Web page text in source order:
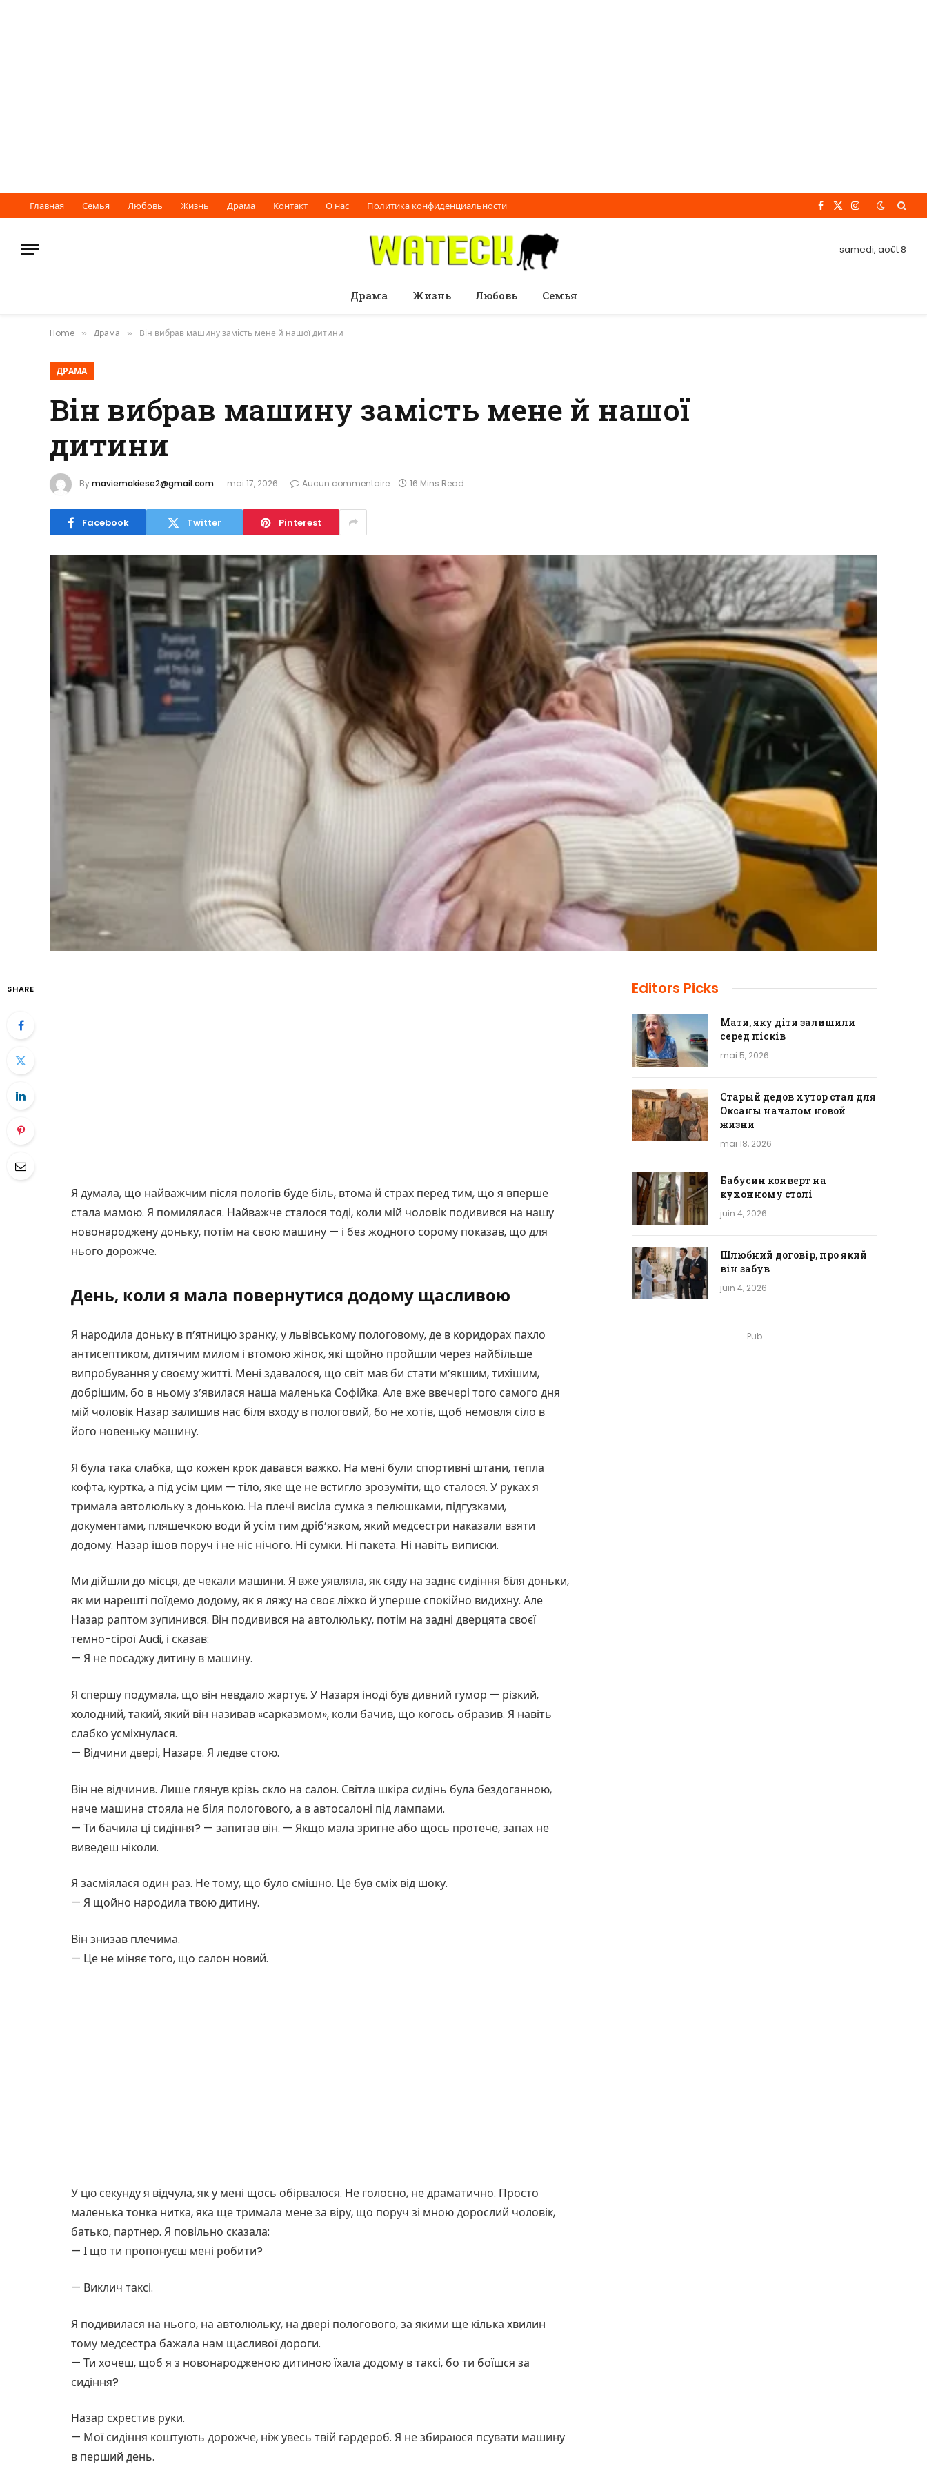
Главная Семья Любовь Жизнь Драма Контакт О нас Политика конфиденциальности Facebook
X
Instagram
samedi, août 8
Драма Жизнь Любовь Семья
Home » Драма » Він вибрав машину замість мене й нашої дитини
ДРАМА
Він вибрав машину замість мене й нашої
дитини
Bymaviemakiese2@gmail.com mai 17, 2026 Aucun commentaire 16 Mins Read
Facebook Twitter Pinterest
SHARE
Я думала, що найважчим після пологів буде біль, втома й страх перед тим, що я вперше
стала мамою. Я помилялася. Найважче сталося тоді, коли мій чоловік подивився на нашу
новонароджену доньку, потім на свою машину — і без жодного сорому показав, що для
нього дорожче.
День, коли я мала повернутися додому щасливою
Я народила доньку в п’ятницю зранку, у львівському пологовому, де в коридорах пахло
антисептиком, дитячим милом і втомою жінок, які щойно пройшли через найбільше
випробування у своєму житті. Мені здавалося, що світ мав би стати м’якшим, тихішим,
добрішим, бо в ньому з’явилася наша маленька Софійка. Але вже ввечері того самого дня
мій чоловік Назар залишив нас біля входу в пологовий, бо не хотів, щоб немовля сіло в
його новеньку машину.
Я була така слабка, що кожен крок давався важко. На мені були спортивні штани, тепла
кофта, куртка, а під усім цим — тіло, яке ще не встигло зрозуміти, що сталося. У руках я
тримала автолюльку з донькою. На плечі висіла сумка з пелюшками, підгузками,
документами, пляшечкою води й усім тим дріб’язком, який медсестри наказали взяти
додому. Назар ішов поруч і не ніс нічого. Ні сумки. Ні пакета. Ні навіть виписки.
Ми дійшли до місця, де чекали машини. Я вже уявляла, як сяду на заднє сидіння біля доньки,
як ми нарешті поїдемо додому, як я ляжу на своє ліжко й уперше спокійно видихну. Але
Назар раптом зупинився. Він подивився на автолюльку, потім на задні дверцята своєї
темно-сірої Audi, і сказав:
— Я не посаджу дитину в машину.
Я спершу подумала, що він невдало жартує. У Назаря іноді був дивний гумор — різкий,
холодний, такий, який він називав «сарказмом», коли бачив, що когось образив. Я навіть
слабко усміхнулася.
— Відчини двері, Назаре. Я ледве стою.
Він не відчинив. Лише глянув крізь скло на салон. Світла шкіра сидінь була бездоганною,
наче машина стояла не біля пологового, а в автосалоні під лампами.
— Ти бачила ці сидіння? — запитав він. — Якщо мала зригне або щось протече, запах не
виведеш ніколи.
Я засміялася один раз. Не тому, що було смішно. Це був сміх від шоку.
— Я щойно народила твою дитину.
Він знизав плечима.
— Це не міняє того, що салон новий.
У цю секунду я відчула, як у мені щось обірвалося. Не голосно, не драматично. Просто
маленька тонка нитка, яка ще тримала мене за віру, що поруч зі мною дорослий чоловік,
батько, партнер. Я повільно сказала:
— І що ти пропонуєш мені робити?
— Виклич таксі.
Я подивилася на нього, на автолюльку, на двері пологового, за якими ще кілька хвилин
тому медсестра бажала нам щасливої дороги.
— Ти хочеш, щоб я з новонародженою дитиною їхала додому в таксі, бо ти боїшся за
сидіння?
Назар схрестив руки.
— Мої сидіння коштують дорожче, ніж увесь твій гардероб. Я не збираюся псувати машину
в перший день.
Editors Picks
Мати, яку діти залишили
серед пісків
mai 5, 2026
Старый дедов хутор стал для
Оксаны началом новой
жизни
mai 18, 2026
Бабусин конверт на
кухонному столі
juin 4, 2026
Шлюбний договір, про який
він забув
juin 4, 2026
Pub